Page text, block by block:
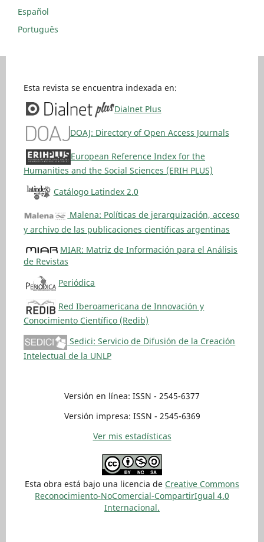
Español
Português
Esta revista se encuentra indexada en:
Dialnet Plus
DOAJ: Directory of Open Access Journals
European Reference Index for the
Humanities and the Social Sciences (ERIH PLUS)
Catálogo Latindex 2.0
Malena: Políticas de jerarquización, acceso
y archivo de las publicaciones científicas argentinas
MIAR: Matriz de Información para el Análisis
de Revistas
Periódica
Red Iberoamericana de Innovación y
Conocimiento Científico (Redib)
Sedici: Servicio de Difusión de la Creación
Intelectual de la UNLP
Versión en línea: ISSN - 2545-6377
Versión impresa: ISSN - 2545-6369
Ver mis estadísticas
Esta obra está bajo una licencia de Creative Commons
Reconocimiento-NoComercial-CompartirIgual 4.0
Internacional.